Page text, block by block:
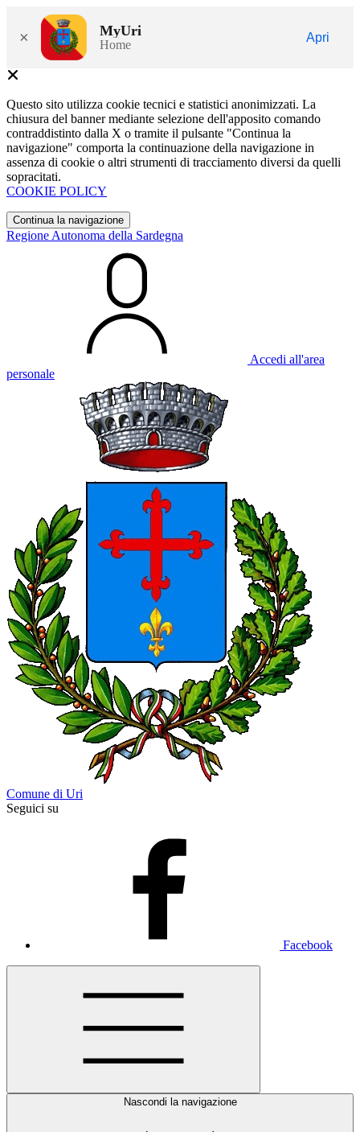
× MyUri
Home
Apri
Questo sito utilizza cookie tecnici e statistici anonimizzati. La
chiusura del banner mediante selezione dell'apposito comando
contraddistinto dalla X o tramite il pulsante "Continua la
navigazione" comporta la continuazione della navigazione in
assenza di cookie o altri strumenti di tracciamento diversi da quelli
sopracitati.
COOKIE POLICY
Continua la navigazione
Regione Autonoma della Sardegna
Accedi all'area
personale
Comune di Uri
Seguici su
Facebook
Nascondi la navigazione